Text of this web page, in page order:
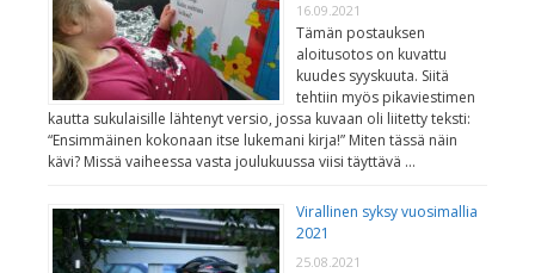
16.09.2021
Tämän postauksen
aloitusotos on kuvattu
kuudes syyskuuta. Siitä
tehtiin myös pikaviestimen
kautta sukulaisille lähtenyt versio, jossa kuvaan oli liitetty teksti:
“Ensimmäinen kokonaan itse lukemani kirja!” Miten tässä näin
kävi? Missä vaiheessa vasta joulukuussa viisi täyttävä …
Virallinen syksy vuosimallia
2021
25.08.2021